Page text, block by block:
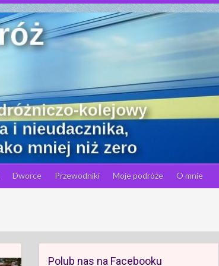
Dworce Przewodniki Moje podróże O mnie
Polub nas na Facebooku